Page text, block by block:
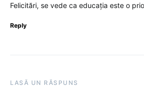
Felicitări, se vede ca educația este o
Reply
LASĂ UN RĂSPUNS